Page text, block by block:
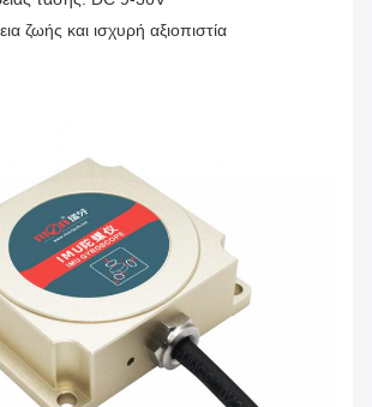
ζωής και ισχυρή αξιοπιστία